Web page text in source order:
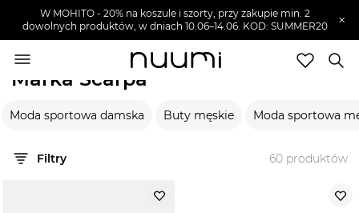
W MOHITO - 20% na koszule i szorty, przy zakupie min. 2
dowolnych produktów, w dniach 10.06–14.06. KOD: SUMMER20
×
Marka Scarpa
Moda sportowa damska Buty męskie Moda sportowa
Filtry 60 produktów